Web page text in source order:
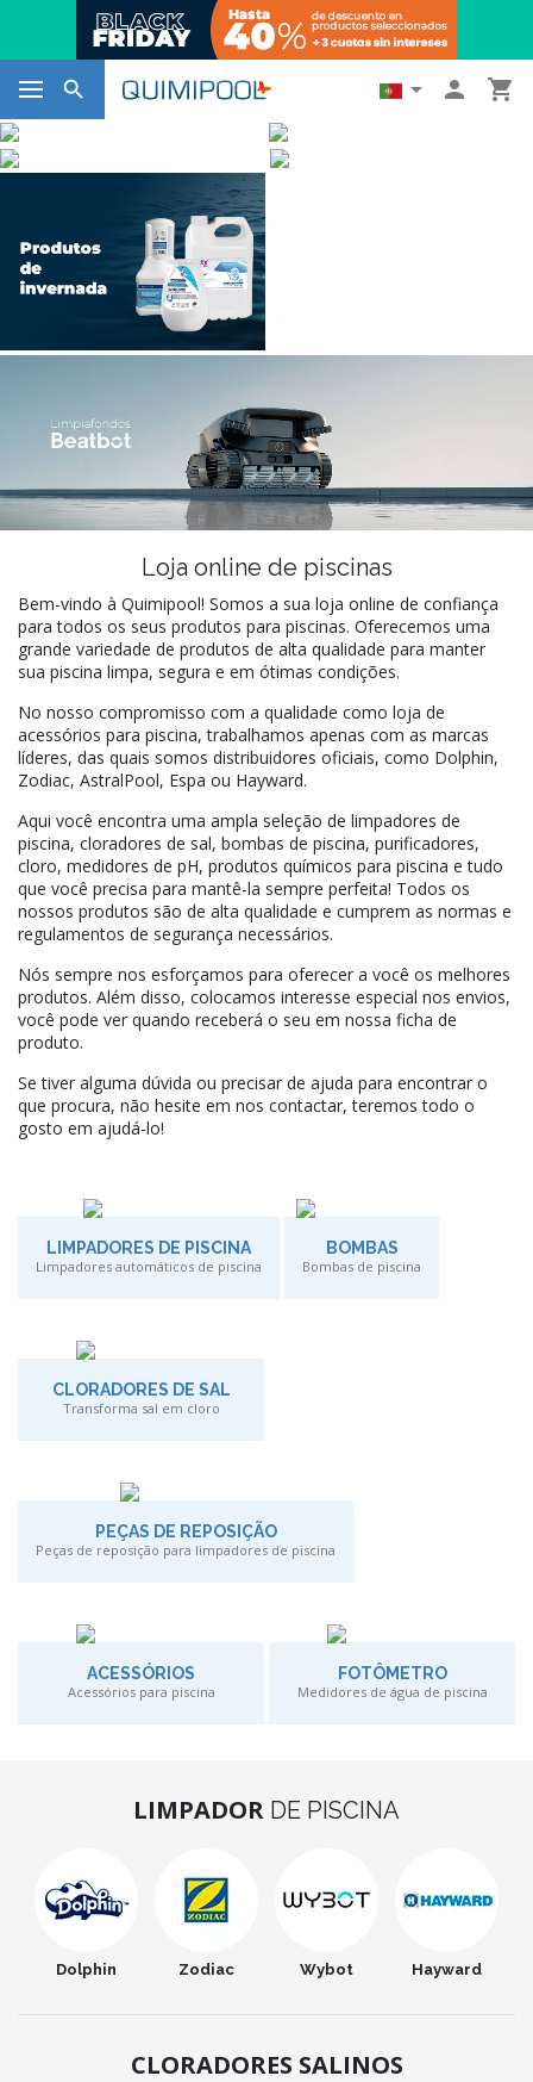
   
Loja online de piscinas
Bem-vindo à Quimipool! Somos a sua loja online de confiança
para todos os seus produtos para piscinas. Oferecemos uma
grande variedade de produtos de alta qualidade para manter
sua piscina limpa, segura e em ótimas condições.
No nosso compromisso com a qualidade como loja de
acessórios para piscina, trabalhamos apenas com as marcas
líderes, das quais somos distribuidores oficiais, como Dolphin,
Zodiac, AstralPool, Espa ou Hayward.
Aqui você encontra uma ampla seleção de limpadores de
piscina, cloradores de sal, bombas de piscina, purificadores,
cloro, medidores de pH, produtos químicos para piscina e tudo
que você precisa para mantê-la sempre perfeita! Todos os
nossos produtos são de alta qualidade e cumprem as normas e
regulamentos de segurança necessários.
Nós sempre nos esforçamos para oferecer a você os melhores
produtos. Além disso, colocamos interesse especial nos envios,
você pode ver quando receberá o seu em nossa ficha de
produto.
Se tiver alguma dúvida ou precisar de ajuda para encontrar o
que procura, não hesite em nos contactar, teremos todo o
gosto em ajudá-lo!
LIMPADORES DE PISCINA
Limpadores automáticos de piscina
BOMBAS
Bombas de piscina
CLORADORES DE SAL
Transforma sal em cloro
PEÇAS DE REPOSIÇÃO
Peças de reposição para limpadores de piscina
ACESSÓRIOS
Acessórios para piscina
FOTÔMETRO
Medidores de água de piscina
LIMPADOR DE PISCINA
Dolphin Zodiac Wybot Hayward
CLORADORES SALINOS